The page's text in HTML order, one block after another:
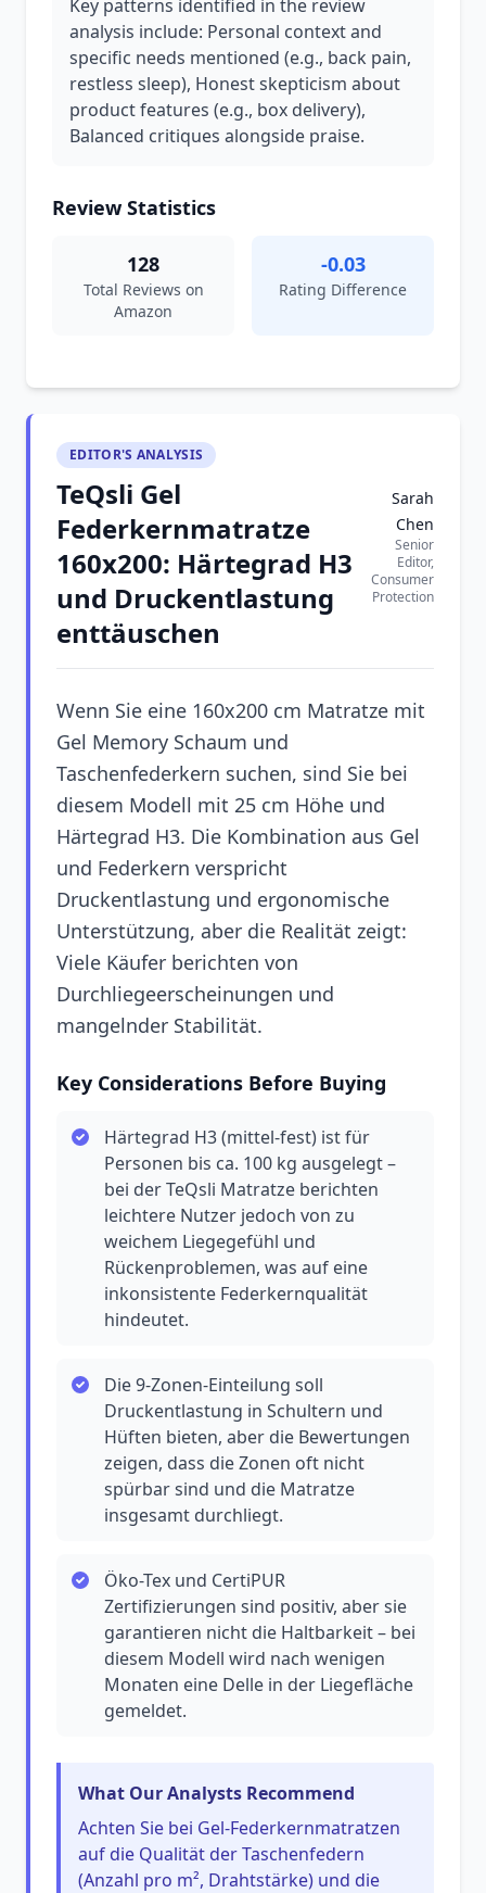
Key patterns identified in the review
analysis include: Personal context and
specific needs mentioned (e.g., back pain,
restless sleep), Honest skepticism about
product features (e.g., box delivery),
Balanced critiques alongside praise.
Review Statistics
128
Total Reviews on
Amazon
-0.03
Rating Difference
EDITOR'S ANALYSIS
TeQsli Gel
Federkernmatratze
160x200: Härtegrad H3
und Druckentlastung
enttäuschen
Sarah
Chen
Senior
Editor,
Consumer
Protection
Wenn Sie eine 160x200 cm Matratze mit
Gel Memory Schaum und
Taschenfederkern suchen, sind Sie bei
diesem Modell mit 25 cm Höhe und
Härtegrad H3. Die Kombination aus Gel
und Federkern verspricht
Druckentlastung und ergonomische
Unterstützung, aber die Realität zeigt:
Viele Käufer berichten von
Durchliegeerscheinungen und
mangelnder Stabilität.
Key Considerations Before Buying
Härtegrad H3 (mittel-fest) ist für
Personen bis ca. 100 kg ausgelegt –
bei der TeQsli Matratze berichten
leichtere Nutzer jedoch von zu
weichem Liegegefühl und
Rückenproblemen, was auf eine
inkonsistente Federkernqualität
hindeutet.
Die 9-Zonen-Einteilung soll
Druckentlastung in Schultern und
Hüften bieten, aber die Bewertungen
zeigen, dass die Zonen oft nicht
spürbar sind und die Matratze
insgesamt durchliegt.
Öko-Tex und CertiPUR
Zertifizierungen sind positiv, aber sie
garantieren nicht die Haltbarkeit – bei
diesem Modell wird nach wenigen
Monaten eine Delle in der Liegefläche
gemeldet.
What Our Analysts Recommend
Achten Sie bei Gel-Federkernmatratzen
auf die Qualität der Taschenfedern
(Anzahl pro m², Drahtstärke) und die